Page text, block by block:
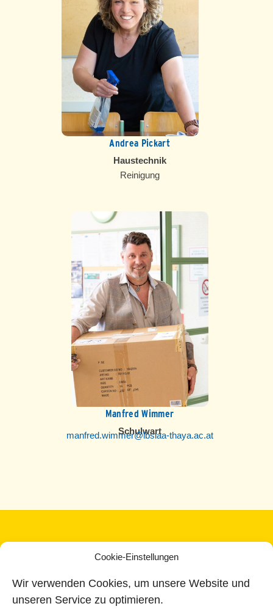
Cookie-Einstellungen
Wir verwenden Cookies, um unsere Website und
unseren Service zu optimieren.
Andrea Pickart
Haustechnik
Reinigung
Manfred Wimmer
Schulwart
manfred.wimmer@lbslaa-thaya.ac.at
Back
To
Landesberufsschule Laa an der Thaya
2136 Laa an der Thaya